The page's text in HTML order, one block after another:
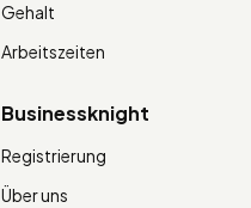
Gehalt
Arbeitszeiten
Businessknight
Registrierung
Über uns